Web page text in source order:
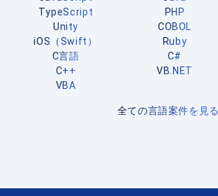
TypeScript
PHP
Unity
COBOL
iOS（Swift）
Ruby
C言語
C#
C++
VB.NET
VBA
全ての言語案件を見る